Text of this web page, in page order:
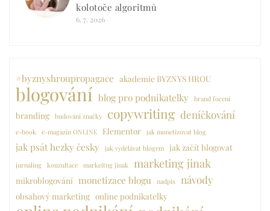
kolotoče algoritmů
6. 7. 2026
#byznyshroupropagace akademie BYZNYS HROU
blogování blog pro podnikatelky brand focení
branding budování značky copywriting deníčkování
e-book e-magazín ONLINE Elementor jak monetizovat blog
jak psát hezky česky jak vydělávat blogem jak začít blogovat
jurnaling kouzultace markeitng jinak marketing jinak
mikroblogování monetizace blogu nadpis návody
obsahový marketing online podnikatelky